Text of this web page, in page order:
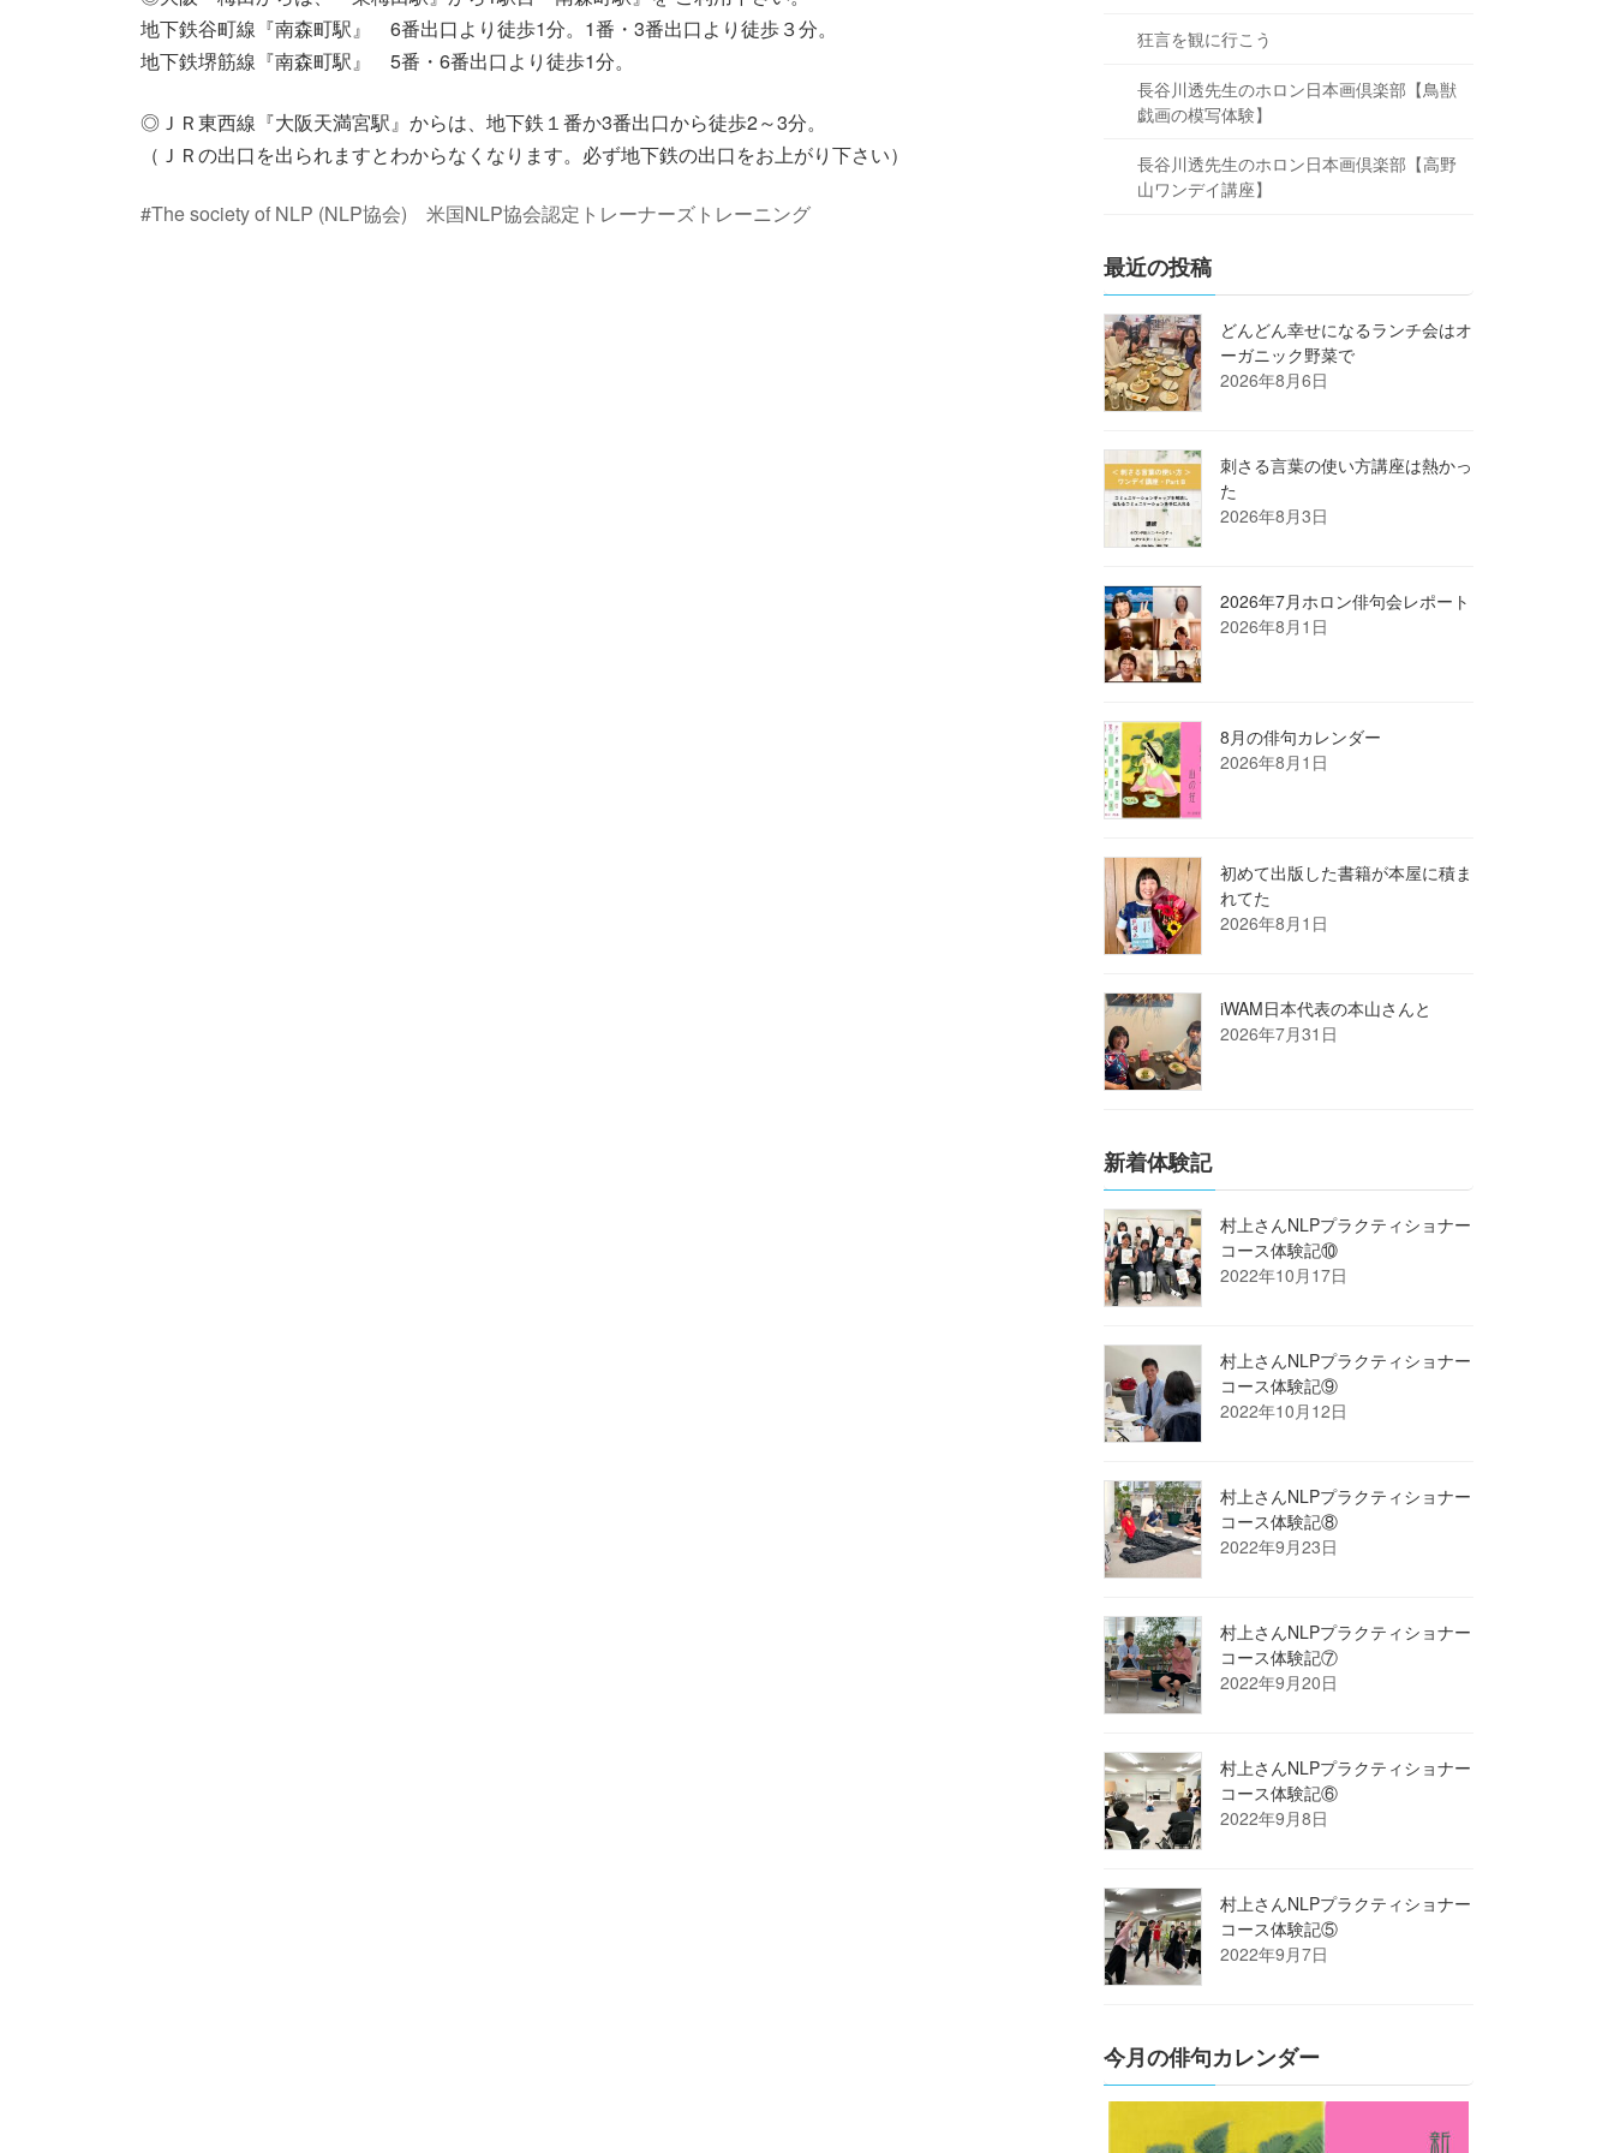
地下鉄谷町線『南森町駅』 6番出口より徒歩1分。1番・3番出口より徒歩３分。
地下鉄堺筋線『南森町駅』 5番・6番出口より徒歩1分。
◎ＪＲ東西線『大阪天満宮駅』からは、地下鉄１番か3番出口から徒歩2～3分。
（ＪＲの出口を出られますとわからなくなります。必ず地下鉄の出口をお上がり下さい）
#The society of NLP (NLP協会) 米国NLP協会認定トレーナーズトレーニング
狂言を観に行こう
長谷川透先生のホロン日本画倶楽部【鳥獣
戯画の模写体験】
長谷川透先生のホロン日本画倶楽部【高野
山ワンデイ講座】
最近の投稿
どんどん幸せになるランチ会はオ
ーガニック野菜で
2026年8月6日
刺さる言葉の使い方講座は熱かっ
た
2026年8月3日
2026年7月ホロン俳句会レポート
2026年8月1日
8月の俳句カレンダー
2026年8月1日
初めて出版した書籍が本屋に積ま
れてた
2026年8月1日
iWAM日本代表の本山さんと
2026年7月31日
新着体験記
村上さんNLPプラクティショナー
コース体験記⑩
2022年10月17日
村上さんNLPプラクティショナー
コース体験記⑨
2022年10月12日
村上さんNLPプラクティショナー
コース体験記⑧
2022年9月23日
村上さんNLPプラクティショナー
コース体験記⑦
2022年9月20日
村上さんNLPプラクティショナー
コース体験記⑥
2022年9月8日
村上さんNLPプラクティショナー
コース体験記⑤
2022年9月7日
今月の俳句カレンダー